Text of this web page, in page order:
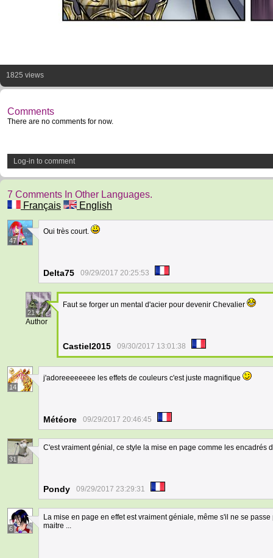
1825 views
Comments
There are no comments for now.
Log-in to comment
7 Comments In Other Languages.
Français
English
47
Oui très court.
Delta75 09/29/2017 20:25:53
21
Author
Faut se forger un mental d'acier pour devenir Chevalier
Castiel2015 09/30/2017 13:01:38
14
j'adoreeeeeeee les effets de couleurs c'est juste magnifique
Météore 09/29/2017 20:46:45
31
C'est vraiment génial, ce style la mise en page comme les encadrés
Pondy 09/29/2017 23:29:31
6
La mise en page en effet est vraiment géniale, même s'il ne se
maitre ...